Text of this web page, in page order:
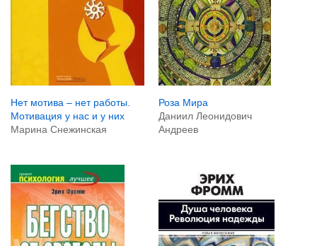
Нет мотива – нет работы.
Мотивация у нас и у них
Марина Снежинская
Роза Мира
Даниил Леонидович
Андреев